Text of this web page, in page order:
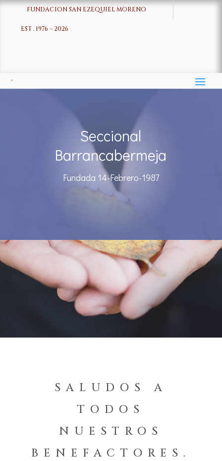
FUNDACION SAN EZEQUIEL MORENO
EST . 1976 – 2026
Seccional
Barrancabermeja
Fundada 14-Febrero-1987
SALUDOS A
TODOS
NUESTROS
BENEFACTORES.